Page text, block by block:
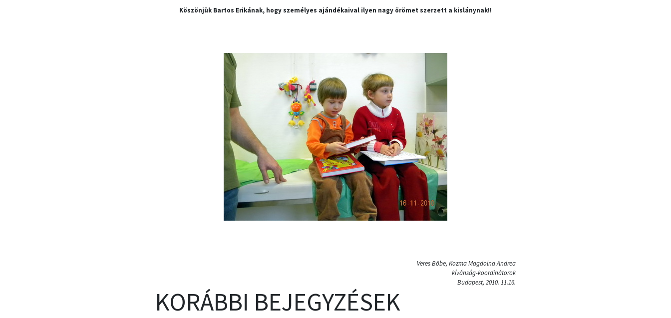
Köszönjük Bartos Erikának, hogy személyes ajándékaival ilyen nagy örömet szerzett a kislánynak!!
Veres Böbe, Kozma Magdolna Andrea
kívánság-koordinátorok
Budapest, 2010. 11.16.
KORÁBBI BEJEGYZÉSEK